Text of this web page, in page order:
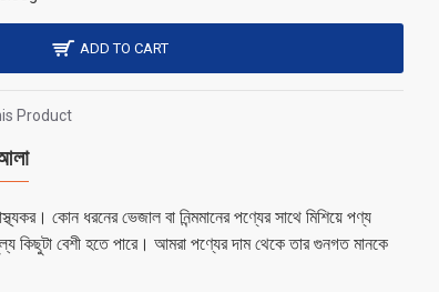
ADD TO CART
Product
কোন ধরনের ভেজাল বা নিন্মমানের পণ্যের সাথে মিশিয়ে পণ্য
কিছুটা বেশী হতে পারে। আমরা পণ্যের দাম থেকে তার গুনগত মানকে